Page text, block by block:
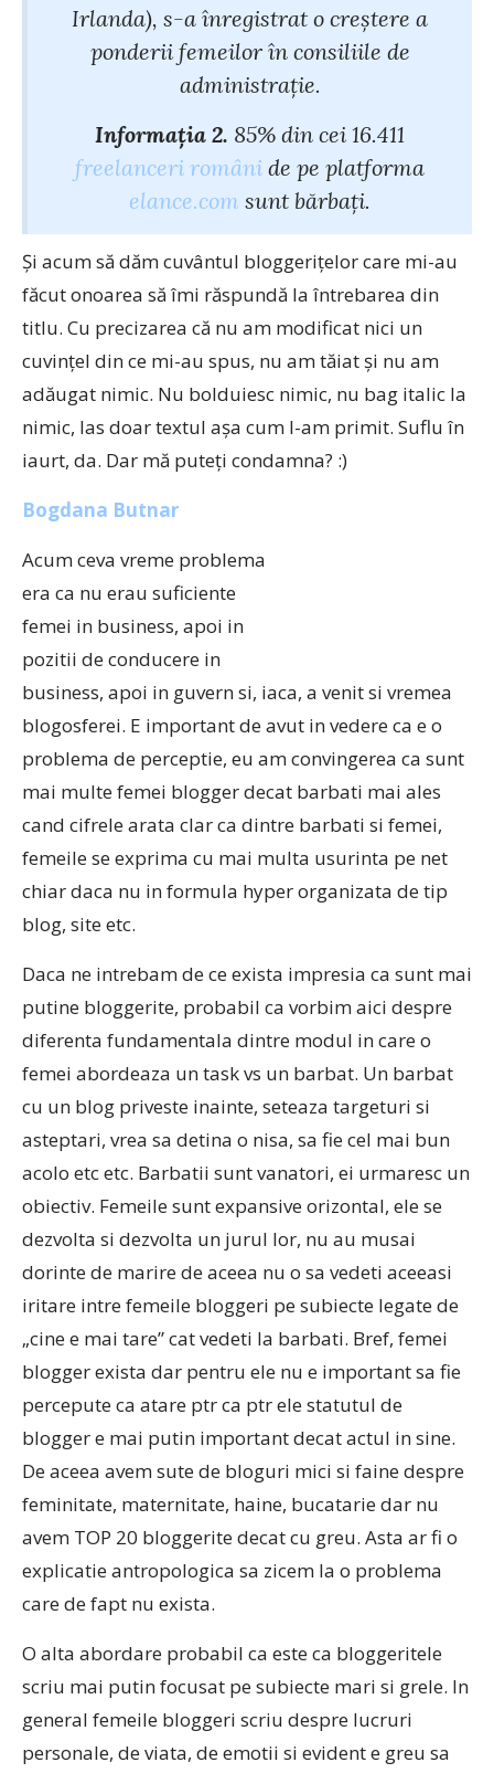
Irlanda), s-a înregistrat o creștere a
ponderii femeilor în consiliile de
administrație.
Informaţia 2. 85% din cei 16.411
freelanceri români de pe platforma
elance.com sunt bărbaţi.
Şi acum să dăm cuvântul bloggeriţelor care mi-au
făcut onoarea să îmi răspundă la întrebarea din
titlu. Cu precizarea că nu am modificat nici un
cuvinţel din ce mi-au spus, nu am tăiat şi nu am
adăugat nimic. Nu bolduiesc nimic, nu bag italic la
nimic, las doar textul aşa cum l-am primit. Suflu în
iaurt, da. Dar mă puteţi condamna? :)
Bogdana Butnar
Acum ceva vreme problema
era ca nu erau suficiente
femei in business, apoi in
pozitii de conducere in
business, apoi in guvern si, iaca, a venit si vremea
blogosferei. E important de avut in vedere ca e o
problema de perceptie, eu am convingerea ca sunt
mai multe femei blogger decat barbati mai ales
cand cifrele arata clar ca dintre barbati si femei,
femeile se exprima cu mai multa usurinta pe net
chiar daca nu in formula hyper organizata de tip
blog, site etc.
Daca ne intrebam de ce exista impresia ca sunt mai
putine bloggerite, probabil ca vorbim aici despre
diferenta fundamentala dintre modul in care o
femei abordeaza un task vs un barbat. Un barbat
cu un blog priveste inainte, seteaza targeturi si
asteptari, vrea sa detina o nisa, sa fie cel mai bun
acolo etc etc. Barbatii sunt vanatori, ei urmaresc un
obiectiv. Femeile sunt expansive orizontal, ele se
dezvolta si dezvolta un jurul lor, nu au musai
dorinte de marire de aceea nu o sa vedeti aceeasi
iritare intre femeile bloggeri pe subiecte legate de
„cine e mai tare” cat vedeti la barbati. Bref, femei
blogger exista dar pentru ele nu e important sa fie
percepute ca atare ptr ca ptr ele statutul de
blogger e mai putin important decat actul in sine.
De aceea avem sute de bloguri mici si faine despre
feminitate, maternitate, haine, bucatarie dar nu
avem TOP 20 bloggerite decat cu greu. Asta ar fi o
explicatie antropologica sa zicem la o problema
care de fapt nu exista.
O alta abordare probabil ca este ca bloggeritele
scriu mai putin focusat pe subiecte mari si grele. In
general femeile bloggeri scriu despre lucruri
personale, de viata, de emotii si evident e greu sa